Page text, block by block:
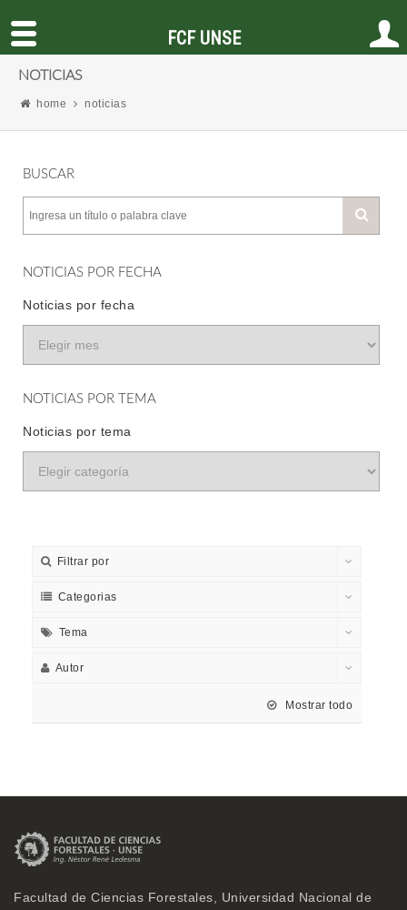
NOTICIAS
home noticias
BUSCAR
NOTICIAS POR FECHA
Noticias por fecha
NOTICIAS POR TEMA
Noticias por tema
Filtrar por
Categorias
Tema
Autor
Mostrar todo
Facultad de Ciencias Forestales, Universidad Nacional de
FCF UNSE